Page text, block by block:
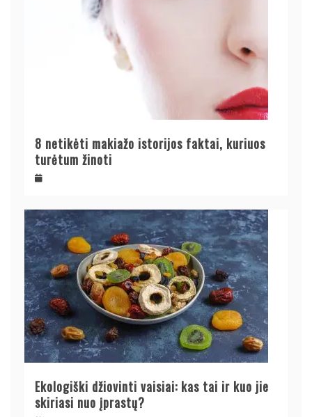
8 netikėti makiažo istorijos faktai, kuriuos
turėtum žinoti
Ekologiški džiovinti vaisiai: kas tai ir kuo jie
skiriasi nuo įprastų?